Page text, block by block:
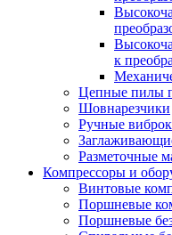
к
Цепные пилы
Шовнарезчики
Ручные
Разметочные
Компрессоры и
Винтовые
Поршневые
Поршневые